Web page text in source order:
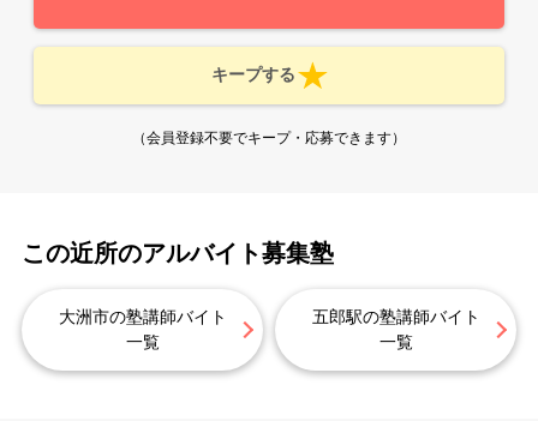
キープする
（会員登録不要でキープ・応募できます）
この近所のアルバイト募集塾
大洲市の塾講師バイト
一覧
五郎駅の塾講師バイト
一覧